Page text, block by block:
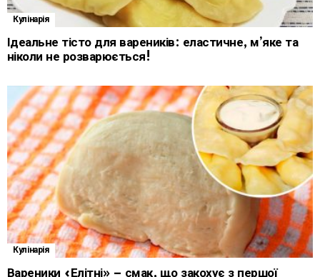
Кулінарія
Ідеальне тісто для вареників: еластичне, м’яке та
ніколи не розварюється!
Кулінарія
Вареники «Елітні» – смак, що закохує з першої